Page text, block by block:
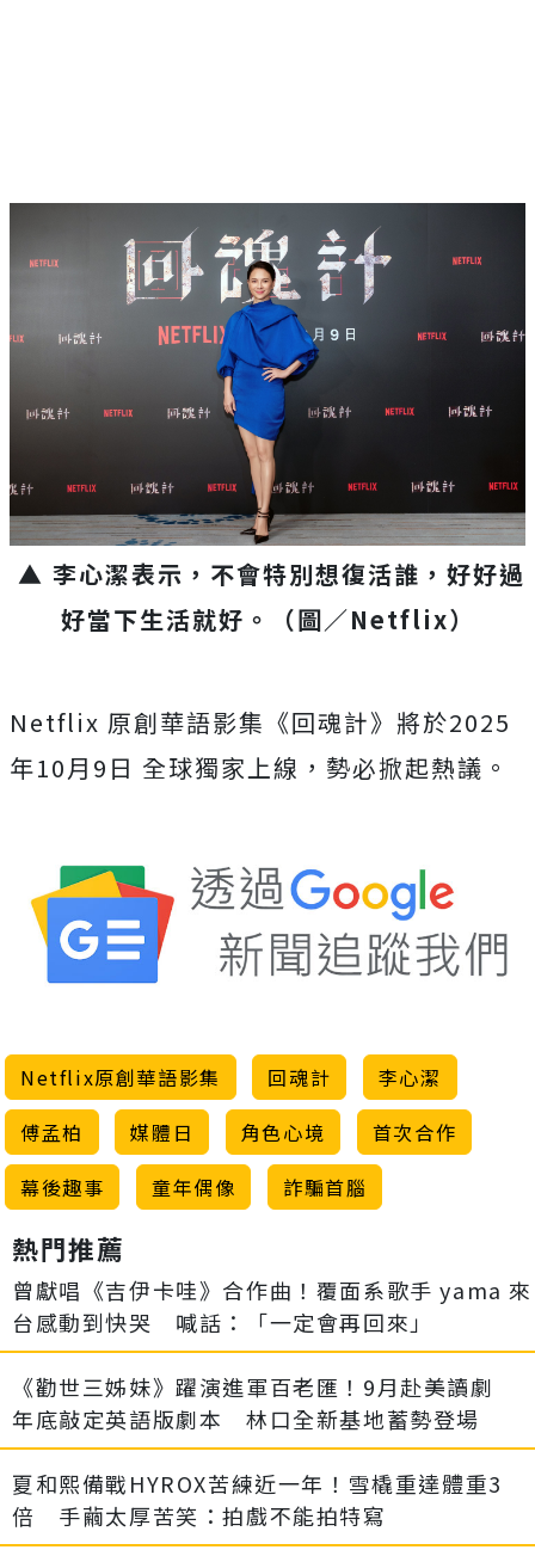
▲ 李心潔表示，不會特別想復活誰，好好過
好當下生活就好。
（圖／Netflix）
Netflix 原創華語影集《回魂計》將於2025
年10月9日 全球獨家上線，勢必掀起熱議。
Netflix原創華語影集 回魂計
李心潔
傅孟柏
媒體日 角色心境
首次合作
幕後趣事
童年偶像 詐騙首腦
熱門推薦
曾獻唱《吉伊卡哇》合作曲！覆面系歌手 yama 來
台感動到快哭 喊話：「一定會再回來」
《勸世三姊妹》躍演進軍百老匯！9月赴美讀劇
年底敲定英語版劇本 林口全新基地蓄勢登場
夏和熙備戰HYROX苦練近一年！雪橇重達體重3
倍 手繭太厚苦笑：拍戲不能拍特寫